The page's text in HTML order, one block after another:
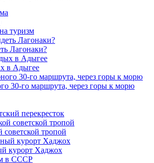
туризм
Лагонаки?
в Адыгее
30-го маршрута, через горы к морю
перекресток
тропой
курорт Хаджох